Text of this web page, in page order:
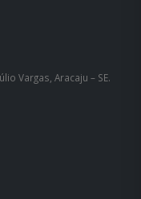
Vargas, Aracaju – SE.